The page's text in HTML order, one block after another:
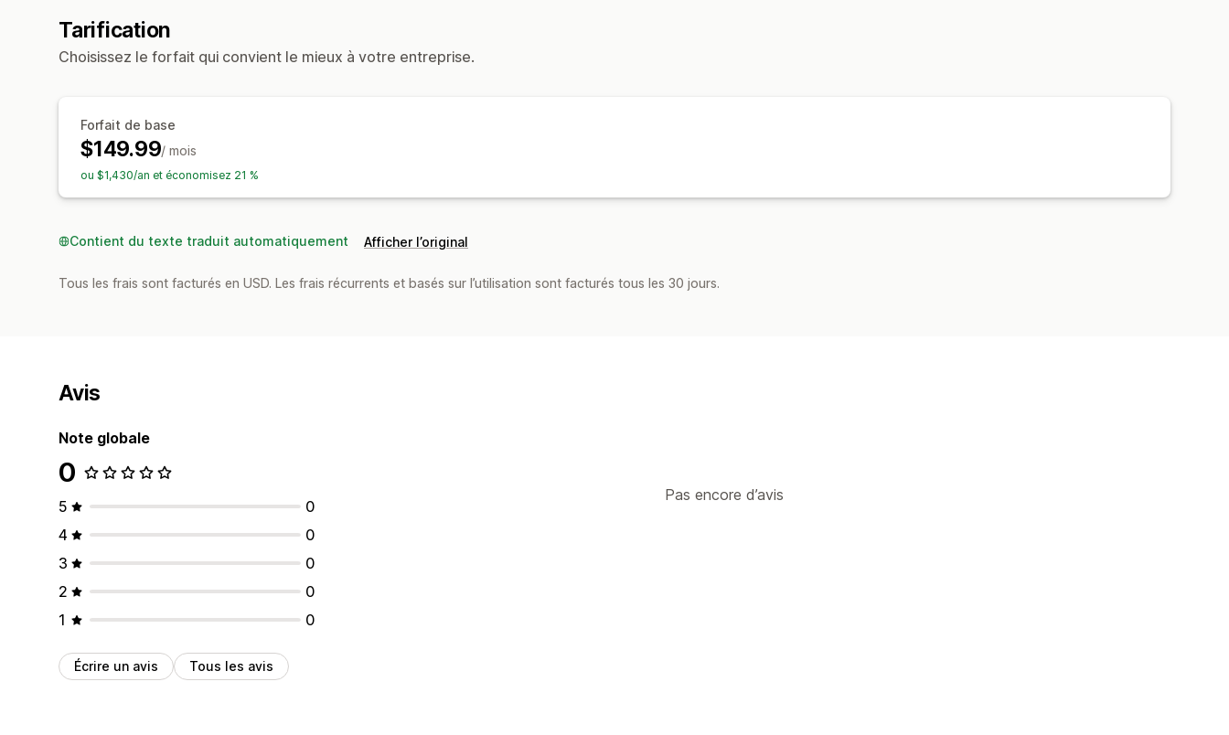
Tarification
Choisissez le forfait qui convient le mieux à votre entreprise.
Forfait de base
$149.99/ mois
ou $1,430/an et économisez 21 %
Contient du texte traduit automatiquement Afficher l’original
Tous les frais sont facturés en USD. Les frais récurrents et basés sur l’utilisation sont facturés tous les 30 jours.
Avis
Note globale
0
5
0
4
0
3
0
2
0
1
0
Écrire un avis Tous les avis
Pas encore d’avis